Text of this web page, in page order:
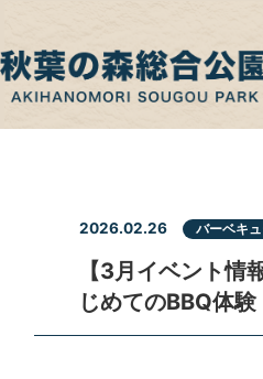
2026.02.26 バーベキ
【3月イベント情
じめてのBBQ体験